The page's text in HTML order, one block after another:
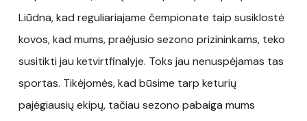
Liūdna, kad reguliariajame čempionate taip susiklostė
kovos, kad mums, praėjusio sezono prizininkams, teko
susitikti jau ketvirtfinalyje. Toks jau nenuspėjamas tas
sportas. Tikėjomės, kad būsime tarp keturių
pajėgiausių ekipų, tačiau sezono pabaiga mums